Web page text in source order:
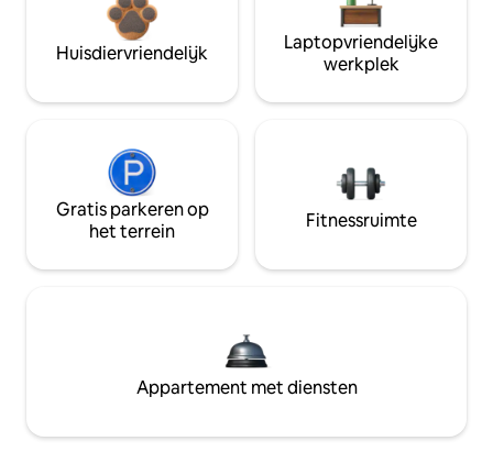
Huisdiervriendelijk
Laptopvriendelijke
werkplek
Gratis parkeren op
het terrein
Fitnessruimte
Appartement met diensten